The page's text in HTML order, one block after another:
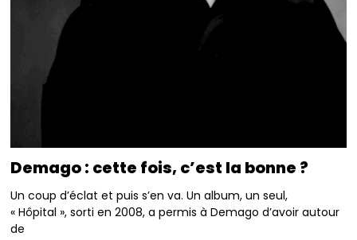
Demago : cette fois, c’est la bonne ?
Un coup d’éclat et puis s’en va. Un album, un seul,
« Hôpital », sorti en 2008, a permis à Demago d’avoir autour
de